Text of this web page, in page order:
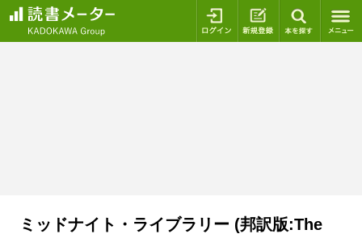
ログイン 新規登録
ミッドナイト・ライブラリー (邦訳版:The